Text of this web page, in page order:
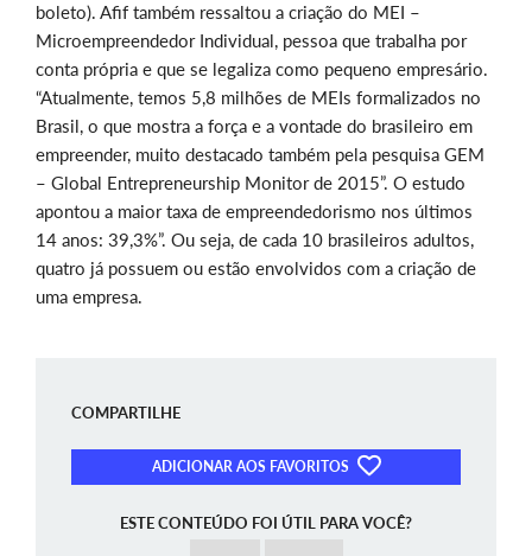
boleto). Afif também ressaltou a criação do MEI –
Microempreendedor Individual, pessoa que trabalha por
conta própria e que se legaliza como pequeno empresário.
“Atualmente, temos 5,8 milhões de MEIs formalizados no
Brasil, o que mostra a força e a vontade do brasileiro em
empreender, muito destacado também pela pesquisa GEM
– Global Entrepreneurship Monitor de 2015”. O estudo
apontou a maior taxa de empreendedorismo nos últimos
14 anos: 39,3%”. Ou seja, de cada 10 brasileiros adultos,
quatro já possuem ou estão envolvidos com a criação de
uma empresa.
COMPARTILHE
ADICIONAR AOS FAVORITOS
ESTE CONTEÚDO FOI ÚTIL PARA VOCÊ?